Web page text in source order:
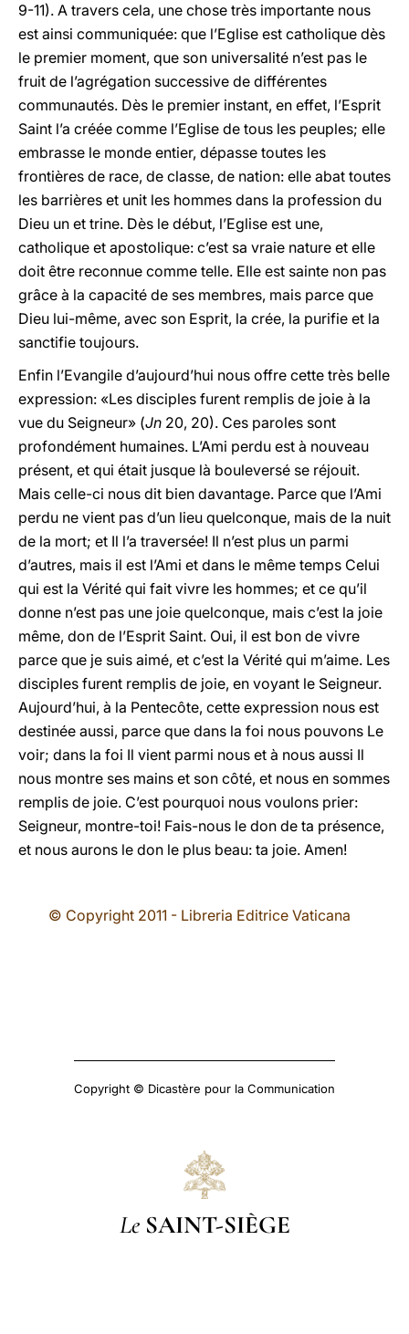
9-11). A travers cela, une chose très importante nous
est ainsi communiquée: que l’Eglise est catholique dès
le premier moment, que son universalité n’est pas le
fruit de l’agrégation successive de différentes
communautés. Dès le premier instant, en effet, l’Esprit
Saint l’a créée comme l’Eglise de tous les peuples; elle
embrasse le monde entier, dépasse toutes les
frontières de race, de classe, de nation: elle abat toutes
les barrières et unit les hommes dans la profession du
Dieu un et trine. Dès le début, l’Eglise est une,
catholique et apostolique: c’est sa vraie nature et elle
doit être reconnue comme telle. Elle est sainte non pas
grâce à la capacité de ses membres, mais parce que
Dieu lui-même, avec son Esprit, la crée, la purifie et la
sanctifie toujours.
Enfin l’Evangile d’aujourd’hui nous offre cette très belle
expression: «Les disciples furent remplis de joie à la
vue du Seigneur» (Jn 20, 20). Ces paroles sont
profondément humaines. L’Ami perdu est à nouveau
présent, et qui était jusque là bouleversé se réjouit.
Mais celle-ci nous dit bien davantage. Parce que l’Ami
perdu ne vient pas d’un lieu quelconque, mais de la nuit
de la mort; et Il l’a traversée! Il n’est plus un parmi
d’autres, mais il est l’Ami et dans le même temps Celui
qui est la Vérité qui fait vivre les hommes; et ce qu’il
donne n’est pas une joie quelconque, mais c’est la joie
même, don de l’Esprit Saint. Oui, il est bon de vivre
parce que je suis aimé, et c’est la Vérité qui m’aime. Les
disciples furent remplis de joie, en voyant le Seigneur.
Aujourd’hui, à la Pentecôte, cette expression nous est
destinée aussi, parce que dans la foi nous pouvons Le
voir; dans la foi Il vient parmi nous et à nous aussi Il
nous montre ses mains et son côté, et nous en sommes
remplis de joie. C’est pourquoi nous voulons prier:
Seigneur, montre-toi! Fais-nous le don de ta présence,
et nous aurons le don le plus beau: ta joie. Amen!
© Copyright 2011 - Libreria Editrice Vaticana
Copyright © Dicastère pour la Communication
Le SAINT-SIÈGE